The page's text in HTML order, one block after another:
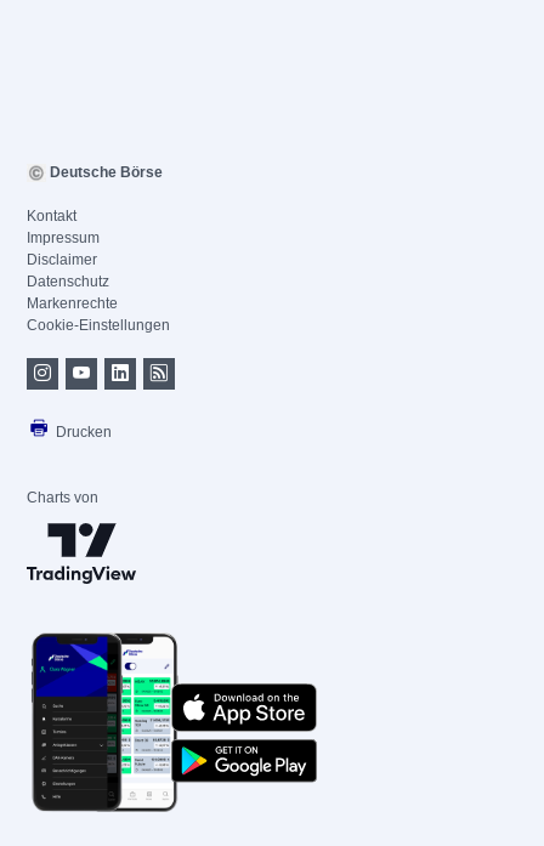
Deutsche Börse
Kontakt
Impressum
Disclaimer
Datenschutz
Markenrechte
Cookie-Einstellungen
Drucken
Charts von